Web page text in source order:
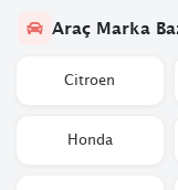
Araç Marka
Citroen
Honda